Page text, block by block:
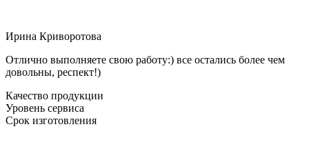
Ирина Криворотова
Отлично выполняете свою работу:) все остались более чем
довольны, респект!)
Качество продукции
Уровень сервиса
Срок изготовления